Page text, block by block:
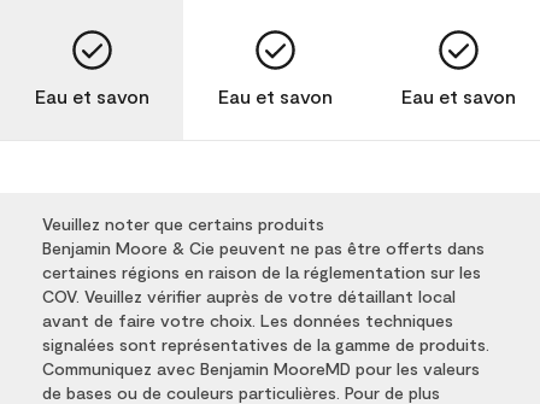
Eau et savon Eau et savon Eau et savon
Veuillez noter que certains produits
Benjamin Moore & Cie peuvent ne pas être offerts dans
certaines régions en raison de la réglementation sur les
COV. Veuillez vérifier auprès de votre détaillant local
avant de faire votre choix. Les données techniques
signalées sont représentatives de la gamme de produits.
Communiquez avec Benjamin MooreMD pour les valeurs
de bases ou de couleurs particulières. Pour de plus